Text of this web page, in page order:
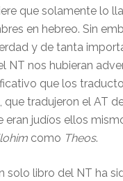
que solamente lo
en hebreo. Sin
y de tanta
NT nos hubieran
que los
que tradujeron el AT
eran judíos ellos
como Theos.
solo libro del NT ha